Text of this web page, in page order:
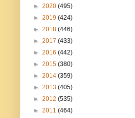
► 2020 (495)
► 2019 (424)
► 2018 (446)
► 2017 (433)
► 2016 (442)
► 2015 (380)
► 2014 (359)
► 2013 (405)
► 2012 (535)
► 2011 (464)